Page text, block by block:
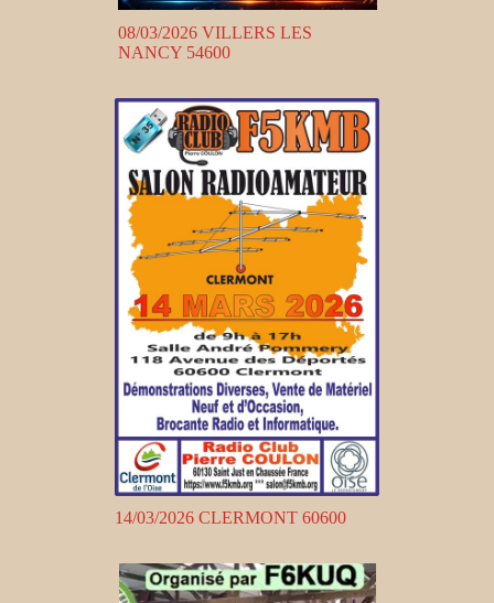
08/03/2026 VILLERS LES
NANCY 54600
14/03/2026 CLERMONT 60600